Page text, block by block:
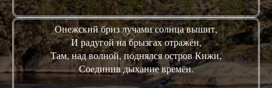
Онежский бриз лучами солнца вышит,
И радугой на брызгах отражён,
Там, над волной, поднялся остров Кижи,
Соединив дыхание времён.